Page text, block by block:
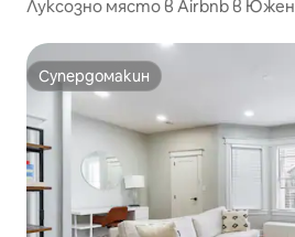
Луксозно място в Airbnb в Южен
Супердомакин
Супердомакин